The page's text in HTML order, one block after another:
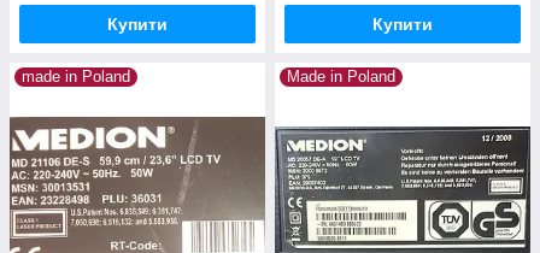
Купити Купити
made in Poland Made in Poland